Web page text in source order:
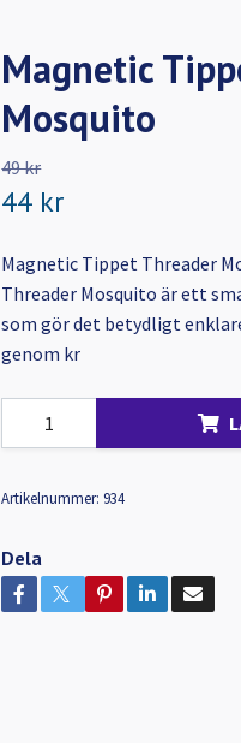
Magnetic
Mosquito
49 kr
44 kr
Magnetic Tippet Threader
Threader Mosquito är ett
som gör det betydligt
genom kr
Artikelnummer: 934
Dela